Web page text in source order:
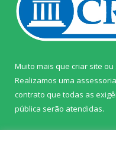
Muito mais que criar site ou
Realizamos uma assessoria
contrato que todas as
pública serão atendidas.